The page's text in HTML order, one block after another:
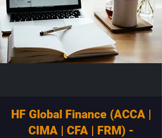
HF Global Finance (ACCA |
CIMA | CFA | FRM) -